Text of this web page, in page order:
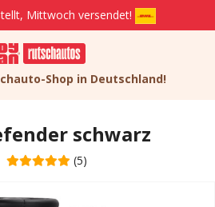
versendet!
Shop in Deutschland!
schwarz
(5)